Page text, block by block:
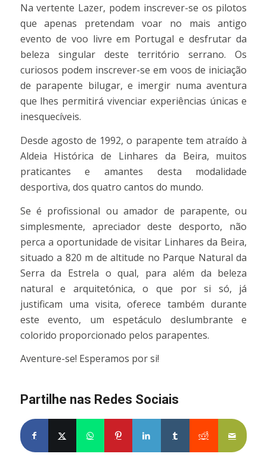
Na vertente Lazer, podem inscrever-se os pilotos
que apenas pretendam voar no mais antigo
evento de voo livre em Portugal e desfrutar da
beleza singular deste território serrano. Os
curiosos podem inscrever-se em voos de iniciação
de parapente bilugar, e imergir numa aventura
que lhes permitirá vivenciar experiências únicas e
inesquecíveis.
Desde agosto de 1992, o parapente tem atraído à
Aldeia Histórica de Linhares da Beira, muitos
praticantes e amantes desta modalidade
desportiva, dos quatro cantos do mundo.
Se é profissional ou amador de parapente, ou
simplesmente, apreciador deste desporto, não
perca a oportunidade de visitar Linhares da Beira,
situado a 820 m de altitude no Parque Natural da
Serra da Estrela o qual, para além da beleza
natural e arquitetónica, o que por si só, já
justificam uma visita, oferece também durante
este evento, um espetáculo deslumbrante e
colorido proporcionado pelos parapentes.
Aventure-se! Esperamos por si!
Partilhe nas Redes Sociais
Partilhe no Facebook
Partilhe no X
Share on WhatsApp
Partilhe no Pinterest
Partilhe no LinkedIn
Partilhe no Tumblr
Partilhe no